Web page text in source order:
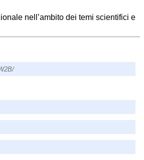
nell’ambito dei temi scientifici e